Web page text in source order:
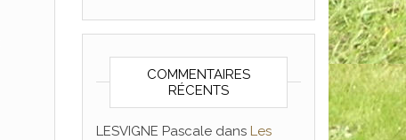
COMMENTAIRES
RÉCENTS
LESVIGNE Pascaledans Les